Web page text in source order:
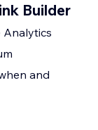
Builder
Analytics
and